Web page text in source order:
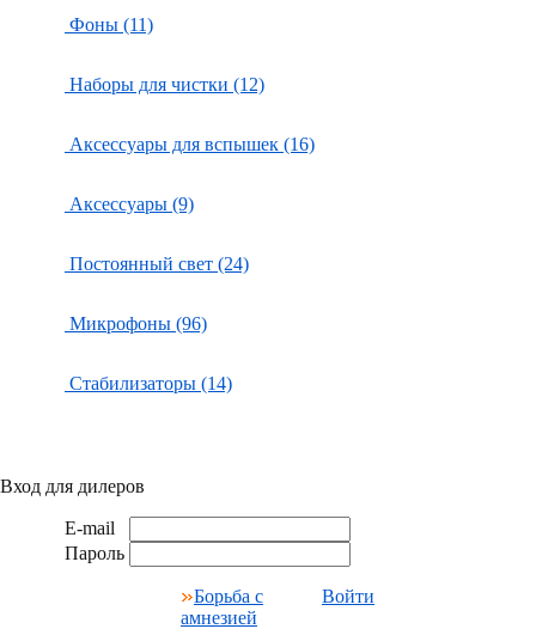
Фоны (11)
Наборы для чистки (12)
Аксессуары для вспышек (16)
Аксессуары (9)
Постоянный свет (24)
Микрофоны (96)
Стабилизаторы (14)
Вход для дилеров
E-mail
Пароль
Борьба с
амнезией
Войти